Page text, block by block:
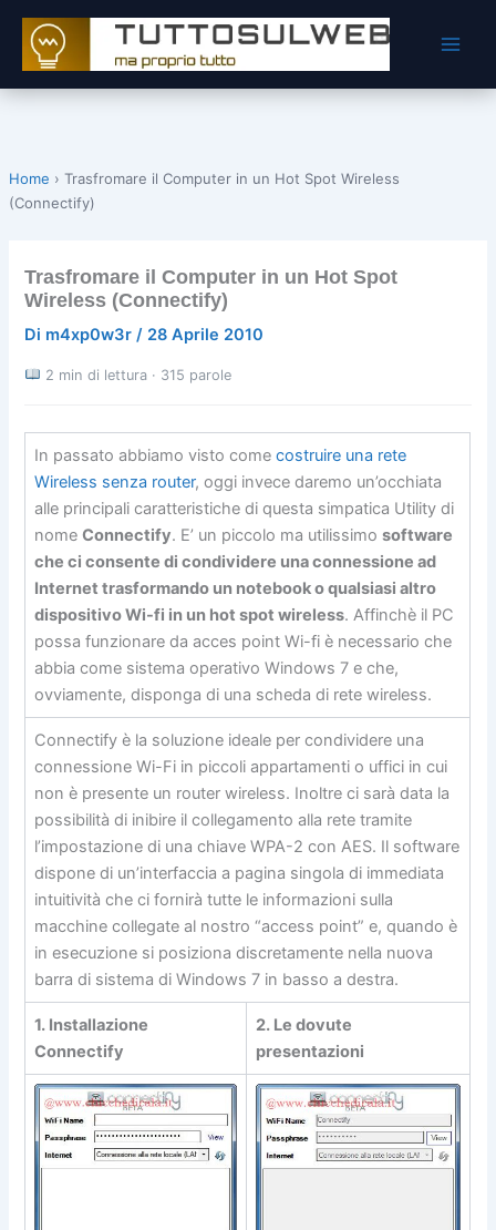
contenuto
Home › Trasfromare il Computer in un Hot Spot Wireless
(Connectify)
Trasfromare il Computer in un Hot Spot
Wireless (Connectify)
Di m4xp0w3r/ 28 Aprile 2010
2 min di lettura · 315 parole
In passato abbiamo visto comecostruire una rete
Wireless senza router, oggi invece daremo un’occhiata
alle principali caratteristiche di questa simpatica Utility di
nomeConnectify. E’ un piccolo ma utilissimosoftware
che ci consente di condividere una connessione ad
Internet trasformando un notebook o qualsiasi altro
dispositivo Wi-fi in un hot spot wireless. Affinchè il PC
possa funzionare da acces point Wi-fi è necessario che
abbia come sistema operativo Windows 7 e che,
ovviamente, disponga di una scheda di rete wireless.
Connectify è la soluzione ideale per condividere una
connessione Wi-Fi in piccoli appartamenti o uffici in cui
non è presente un router wireless. Inoltre ci sarà data la
possibilità di inibire il collegamento alla rete tramite
l’impostazione di una chiave WPA-2 con AES. Il software
dispone di un’interfaccia a pagina singola di immediata
intuitività che ci fornirà tutte le informazioni sulla
macchine collegate al nostro “access point” e, quando è
in esecuzione si posiziona discretamente nella nuova
barra di sistema di Windows 7 in basso a destra.
1. Installazione
Connectify
2. Le dovute
presentazioni